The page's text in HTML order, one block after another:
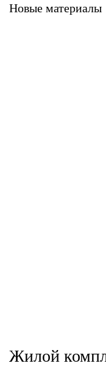
Жилой
Новые материалы